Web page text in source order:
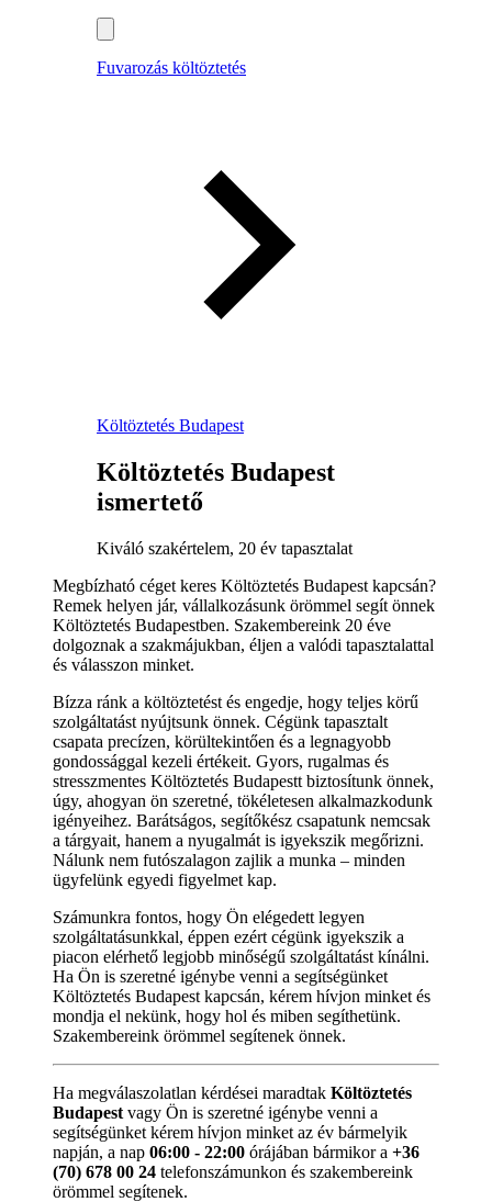
Fuvarozás költöztetés
Költöztetés Budapest
Költöztetés Budapest
ismertető
Kiváló szakértelem, 20 év tapasztalat
Megbízható céget keres Költöztetés Budapest kapcsán?
Remek helyen jár, vállalkozásunk örömmel segít önnek
Költöztetés Budapestben. Szakembereink 20 éve
dolgoznak a szakmájukban, éljen a valódi tapasztalattal
és válasszon minket.
Bízza ránk a költöztetést és engedje, hogy teljes körű
szolgáltatást nyújtsunk önnek. Cégünk tapasztalt
csapata precízen, körültekintően és a legnagyobb
gondossággal kezeli értékeit. Gyors, rugalmas és
stresszmentes Költöztetés Budapestt biztosítunk önnek,
úgy, ahogyan ön szeretné, tökéletesen alkalmazkodunk
igényeihez. Barátságos, segítőkész csapatunk nemcsak
a tárgyait, hanem a nyugalmát is igyekszik megőrizni.
Nálunk nem futószalagon zajlik a munka – minden
ügyfelünk egyedi figyelmet kap.
Számunkra fontos, hogy Ön elégedett legyen
szolgáltatásunkkal, éppen ezért cégünk igyekszik a
piacon elérhető legjobb minőségű szolgáltatást kínálni.
Ha Ön is szeretné igénybe venni a segítségünket
Költöztetés Budapest kapcsán, kérem hívjon minket és
mondja el nekünk, hogy hol és miben segíthetünk.
Szakembereink örömmel segítenek önnek.
Ha megválaszolatlan kérdései maradtak Költöztetés
Budapest vagy Ön is szeretné igénybe venni a
segítségünket kérem hívjon minket az év bármelyik
napján, a nap 06:00 - 22:00 órájában bármikor a +36
(70) 678 00 24 telefonszámunkon és szakembereink
örömmel segítenek.